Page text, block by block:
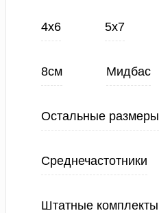
4х6 5х7
8см Мидбас
Остальные размеры
Среднечастотники
Штатные комплекты